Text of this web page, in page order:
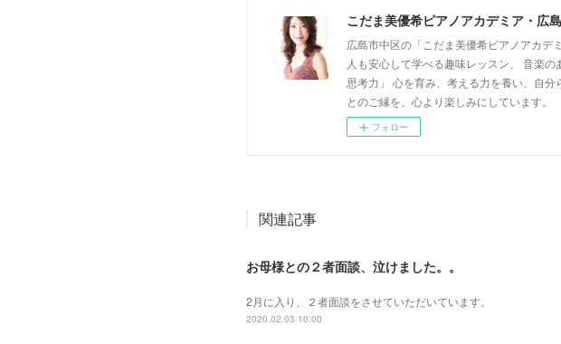
こだま美優希ピアノアカデミア・広
広島市中区の「こだま美優希ピアノアカデ
人も安心して学べる趣味レッスン、 音楽
思考力」 心を育み、考える力を養い、自
とのご縁を、心より楽しみにしています。
フォロー
関連記事
お母様との２者面談、泣けました。。
2月に入り、２者面談をさせていただいています。
2020.02.03 10:00